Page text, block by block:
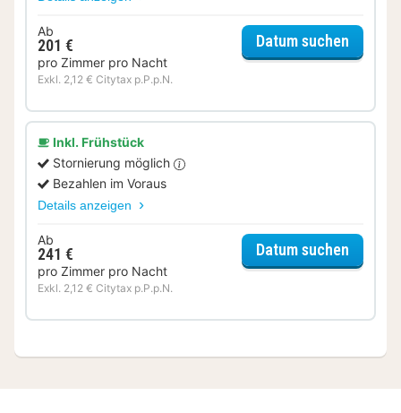
Ab
201 €
pro Zimmer pro Nacht
Exkl. 2,12 € Citytax p.P.p.N.
Datum suchen
Inkl. Frühstück
Stornierung möglich
Bezahlen im Voraus
Details anzeigen
Ab
241 €
pro Zimmer pro Nacht
Exkl. 2,12 € Citytax p.P.p.N.
Datum suchen